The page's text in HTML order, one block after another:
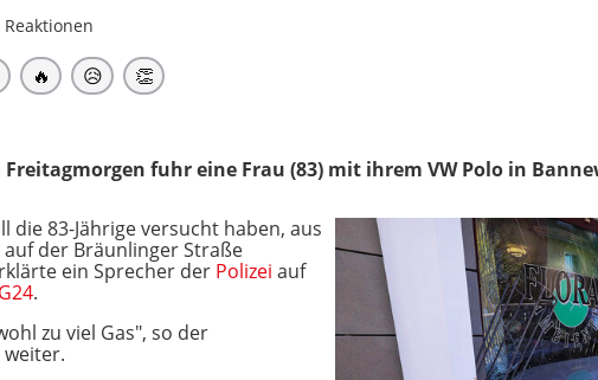
Reaktionen
🔥 😥 👏
Freitagmorgen fuhr eine Frau (83) mit ihrem VW Polo in
die 83-Jährige versucht haben, aus
der Bräunlinger Straße
ein Sprecher der Polizei auf
.
zu viel Gas", so der